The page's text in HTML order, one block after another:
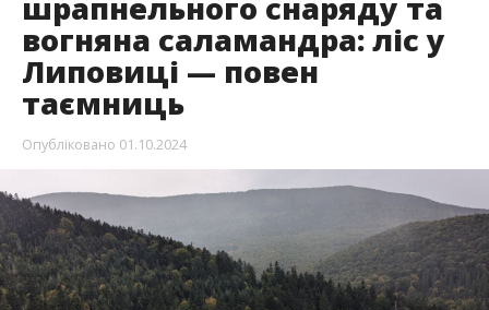
шрапнельного снаряду та
вогняна саламандра: ліс у
Липовиці — повен
таємниць
Опубліковано 01.10.2024